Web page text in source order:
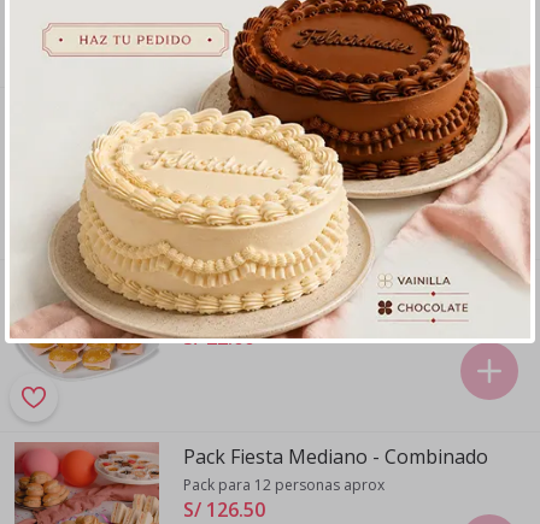
Alfajorcitos con chocolate
9 unidades
S/ 14.50
Petit Pan de Jamón y Queso
Pack 12 unidades
S/ 22.00
Pack Fiesta Mediano - Combinado
Pack para 12 personas aprox
S/ 126.50